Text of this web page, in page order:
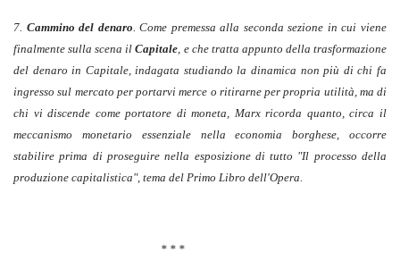
7. Cammino del denaro. Come premessa alla seconda sezione in cui viene
finalmente sulla scena ilCapitale, e che tratta appunto della trasformazione
del denaro in Capitale, indagata studiando la dinamica non più di chi fa
ingresso sul mercato per portarvi merce o ritirarne per propria utilità, ma di
chi vi discende come portatore di moneta, Marx ricorda quanto, circa il
meccanismo monetario essenziale nella economia borghese, occorre
stabilire prima di proseguire nella esposizione di tutto "Il processo della
produzione capitalistica", tema del Primo Libro dell'Opera.
* * *